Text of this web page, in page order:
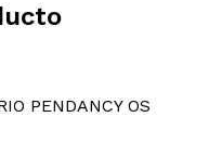
PENDANCY OS